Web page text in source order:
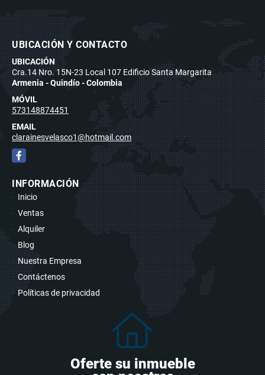
UBICACIÓN Y CONTACTO
UBICACIÓN
Cra.14 Nro. 15N-23 Local 107 Edificio Santa Margarita
Armenia - Quindío - Colombia
MÓVIL
573148874451
EMAIL
clarainesvelasco1@hotmail.com
Facebook
INFORMACIÓN
Inicio
Ventas
Alquiler
Blog
Nuestra Empresa
Contáctenos
Políticas de privacidad
Oferte su inmueble